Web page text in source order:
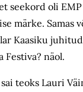
seekord oli
märke.
Kaasiku
Festiva? näol.
teoks Lauri